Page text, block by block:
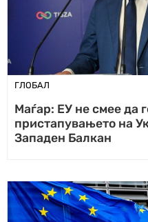
ГЛОБАЛ
Маѓар: ЕУ не смее да
пристапувањето на
Западен Балкан